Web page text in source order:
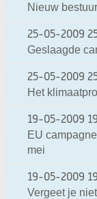
Nieuw
25-05-2009
Geslaagde
25-05-2009
Het
19-05-2009
EU
mei
19-05-2009
Vergeet je